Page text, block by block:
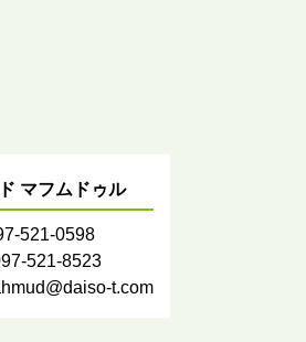
マフムドゥル
521-0598
521-8523
t.com